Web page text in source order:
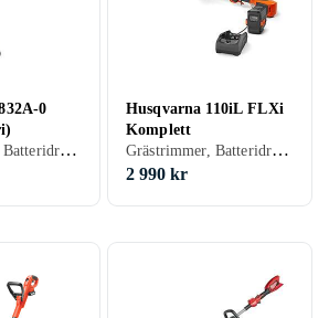
0
Grästrimmer, Batteridriven
Husqvarna 110iL FLXi
Komplett
Grästrimmer, Batteridriven
2 990 kr